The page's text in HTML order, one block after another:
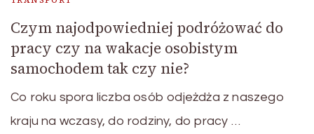
Czym najodpowiedniej podróżować do
pracy czy na wakacje osobistym
samochodem tak czy nie?
Co roku spora liczba osób odjeżdża z naszego
kraju na wczasy, do rodziny, do pracy …